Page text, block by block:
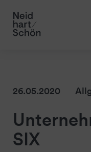
26.05.2020
SIX